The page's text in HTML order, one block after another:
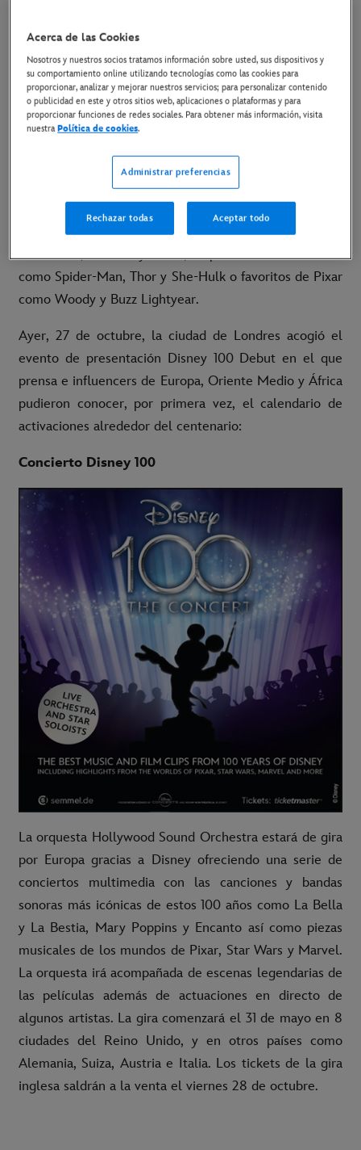
legaron en 1928 con Steamboat Willie, el primer corto
de animación con sonido sincronizado; en 1939 con
Blancanieves y los Siete Enanitos, como primera
Disneyland en California (EE.UU.) un lugar en el que
poder experimentar la magia en persona. 100 años de
Mickey y Minnie Mouse; Princesas Disney como
Cenicienta, Mulán y Ariel; superhéroes de Marvel
como Spider-Man, Thor y She-Hulk o favoritos de Pixar
como Woody y Buzz Lightyear.
Ayer, 27 de octubre, la ciudad de Londres acogió el
evento de presentación Disney 100 Debut en el que
prensa e influencers de Europa, Oriente Medio y África
pudieron conocer, por primera vez, el calendario de
activaciones alrededor del centenario:
Concierto Disney 100
La orquesta Hollywood Sound Orchestra estará de gira
por Europa gracias a Disney ofreciendo una serie de
conciertos multimedia con las canciones y bandas
sonoras más icónicas de estos 100 años como La Bella
y La Bestia, Mary Poppins y Encanto así como piezas
musicales de los mundos de Pixar, Star Wars y Marvel.
La orquesta irá acompañada de escenas legendarias de
las películas además de actuaciones en directo de
algunos artistas. La gira comenzará el 31 de mayo en 8
ciudades del Reino Unido, y en otros países como
Alemania, Suiza, Austria e Italia. Los tickets de la gira
inglesa saldrán a la venta el viernes 28 de octubre.
Acerca de las Cookies
Nosotros y nuestros socios tratamos información sobre usted, sus dispositivos y
su comportamiento online utilizando tecnologías como las cookies para
proporcionar, analizar y mejorar nuestros servicios; para personalizar contenido
o publicidad en este y otros sitios web, aplicaciones o plataformas y para
proporcionar funciones de redes sociales. Para obtener más información, visita
nuestra Política de cookies.
Administrar preferencias
Rechazar todas Aceptar todo